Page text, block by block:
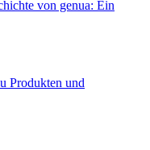
von genua: Ein
Produkten und